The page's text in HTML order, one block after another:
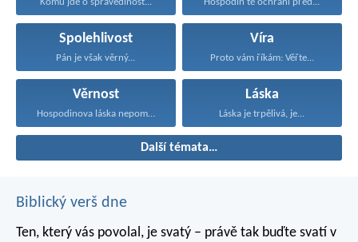
Spolehlivost
Pán je však věrný...
Víra
Proto vám říkám: Věřte...
Věrnost
Hospodinova láska nepomíjí, jeho...
Láska
Láska je trpělivá, je...
Další témata…
Biblický verš dne
Ten, který vás povolal, je svatý – právě tak buďte svatí v